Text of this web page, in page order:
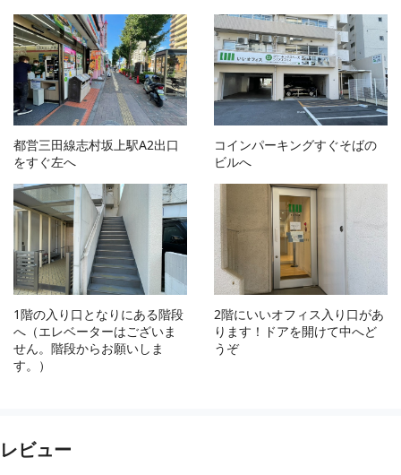
都営三田線志村坂上駅A2出口
をすぐ左へ
コインパーキングすぐそばの
ビルへ
1階の入り口となりにある階段
へ（エレベーターはございま
せん。階段からお願いしま
す。）
2階にいいオフィス入り口があ
ります！ドアを開けて中へど
うぞ
レビュー